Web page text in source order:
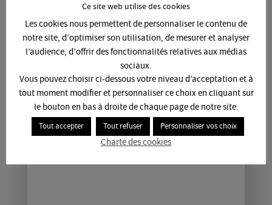
Ce site web utilise des cookies
Les cookies nous permettent de personnaliser le contenu de
notre site, d’optimiser son utilisation, de mesurer et analyser
l’audience, d’offrir des fonctionnalités relatives aux médias
sociaux.
Vous pouvez choisir ci-dessous votre niveau d’acceptation et à
tout moment modifier et personnaliser ce choix en cliquant sur
le bouton en bas à droite de chaque page de notre site.
Tout accepter Tout refuser Personnaliser vos choix
Charte des cookies